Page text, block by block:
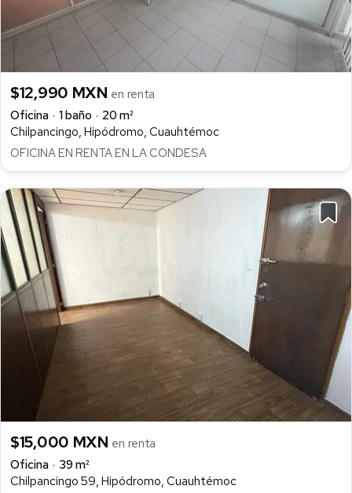
$12,990 MXN en renta
Oficina
1 baño
20 m²
Chilpancingo, Hipódromo, Cuauhtémoc
OFICINA EN RENTA EN LA CONDESA
$15,000 MXN en renta
Oficina
39 m²
Chilpancingo 59, Hipódromo, Cuauhtémoc